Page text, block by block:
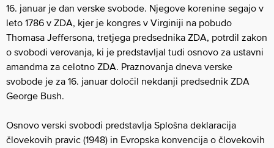
16. januar je dan verske svobode. Njegove korenine segajo v
leto 1786 v ZDA, kjer je kongres v Virginiji na pobudo
Thomasa Jeffersona, tretjega predsednika ZDA, potrdil zakon
o svobodi verovanja, ki je predstavljal tudi osnovo za ustavni
amandma za celotno ZDA. Praznovanja dneva verske
svobode je za 16. januar določil nekdanji predsednik ZDA
George Bush.
Osnovo verski svobodi predstavlja Splošna deklaracija
človekovih pravic (1948) in Evropska konvencija o človekovih